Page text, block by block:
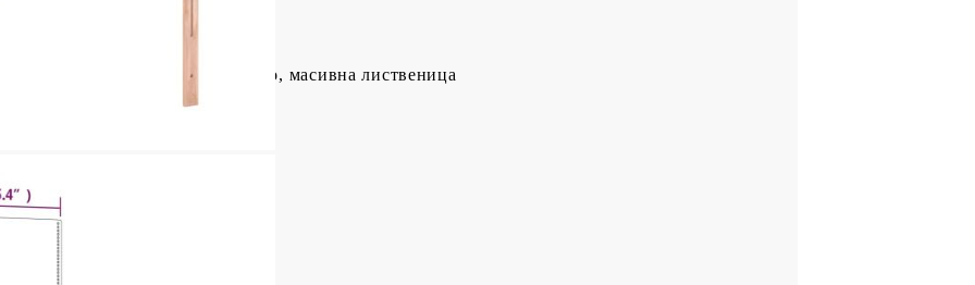
шперплат, инженерно дърво, масивна лиственица
пяна